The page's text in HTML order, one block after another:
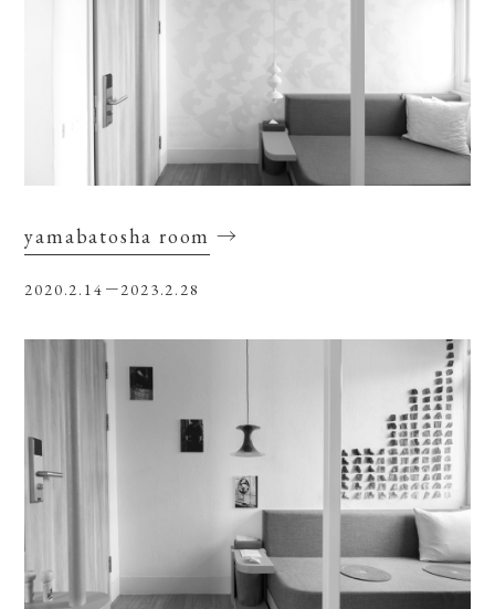
yamabatosha room →
2020.2.14－2023.2.28